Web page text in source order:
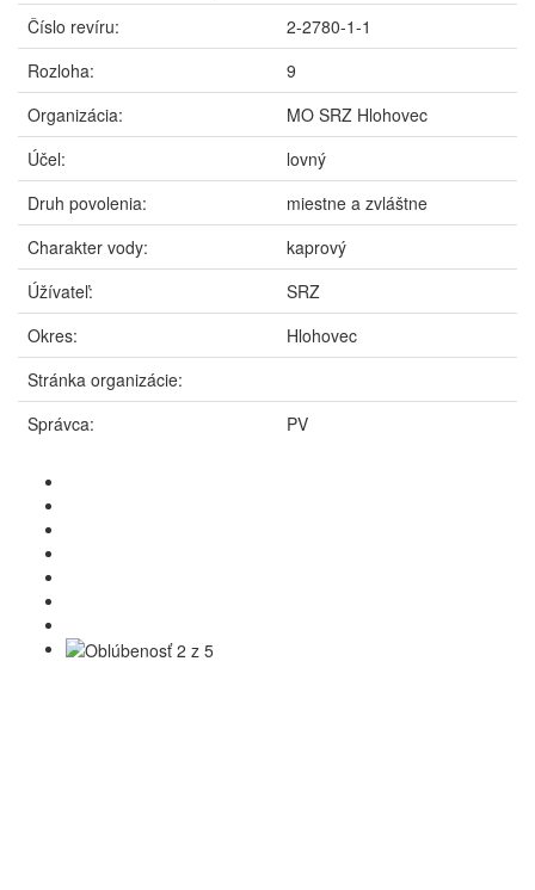
Číslo revíru:
2-2780-1-1
Rozloha:
9
Organizácia:
MO SRZ Hlohovec
Účel:
lovný
Druh povolenia:
miestne a zvláštne
Charakter vody:
kaprový
Úžívateľ:
SRZ
Okres:
Hlohovec
Stránka organizácie:
Správca:
PV